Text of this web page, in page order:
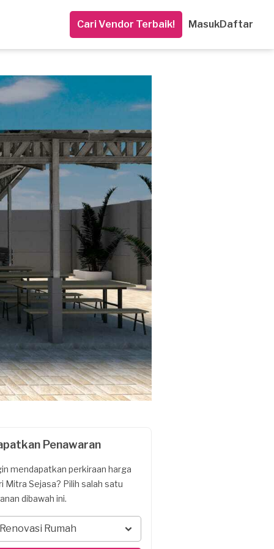
Cari Vendor Terbaik! MasukDaftar
Penawaran
mendapatkan perkiraan harga
Mitra Sejasa? Pilih salah satu
dibawah ini.
Renovasi Rumah